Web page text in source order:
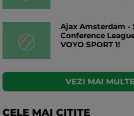
Ajax Amsterdam -
Conference
VOYO SPORT 1!
VEZI MAI
CELE MAI CITITE